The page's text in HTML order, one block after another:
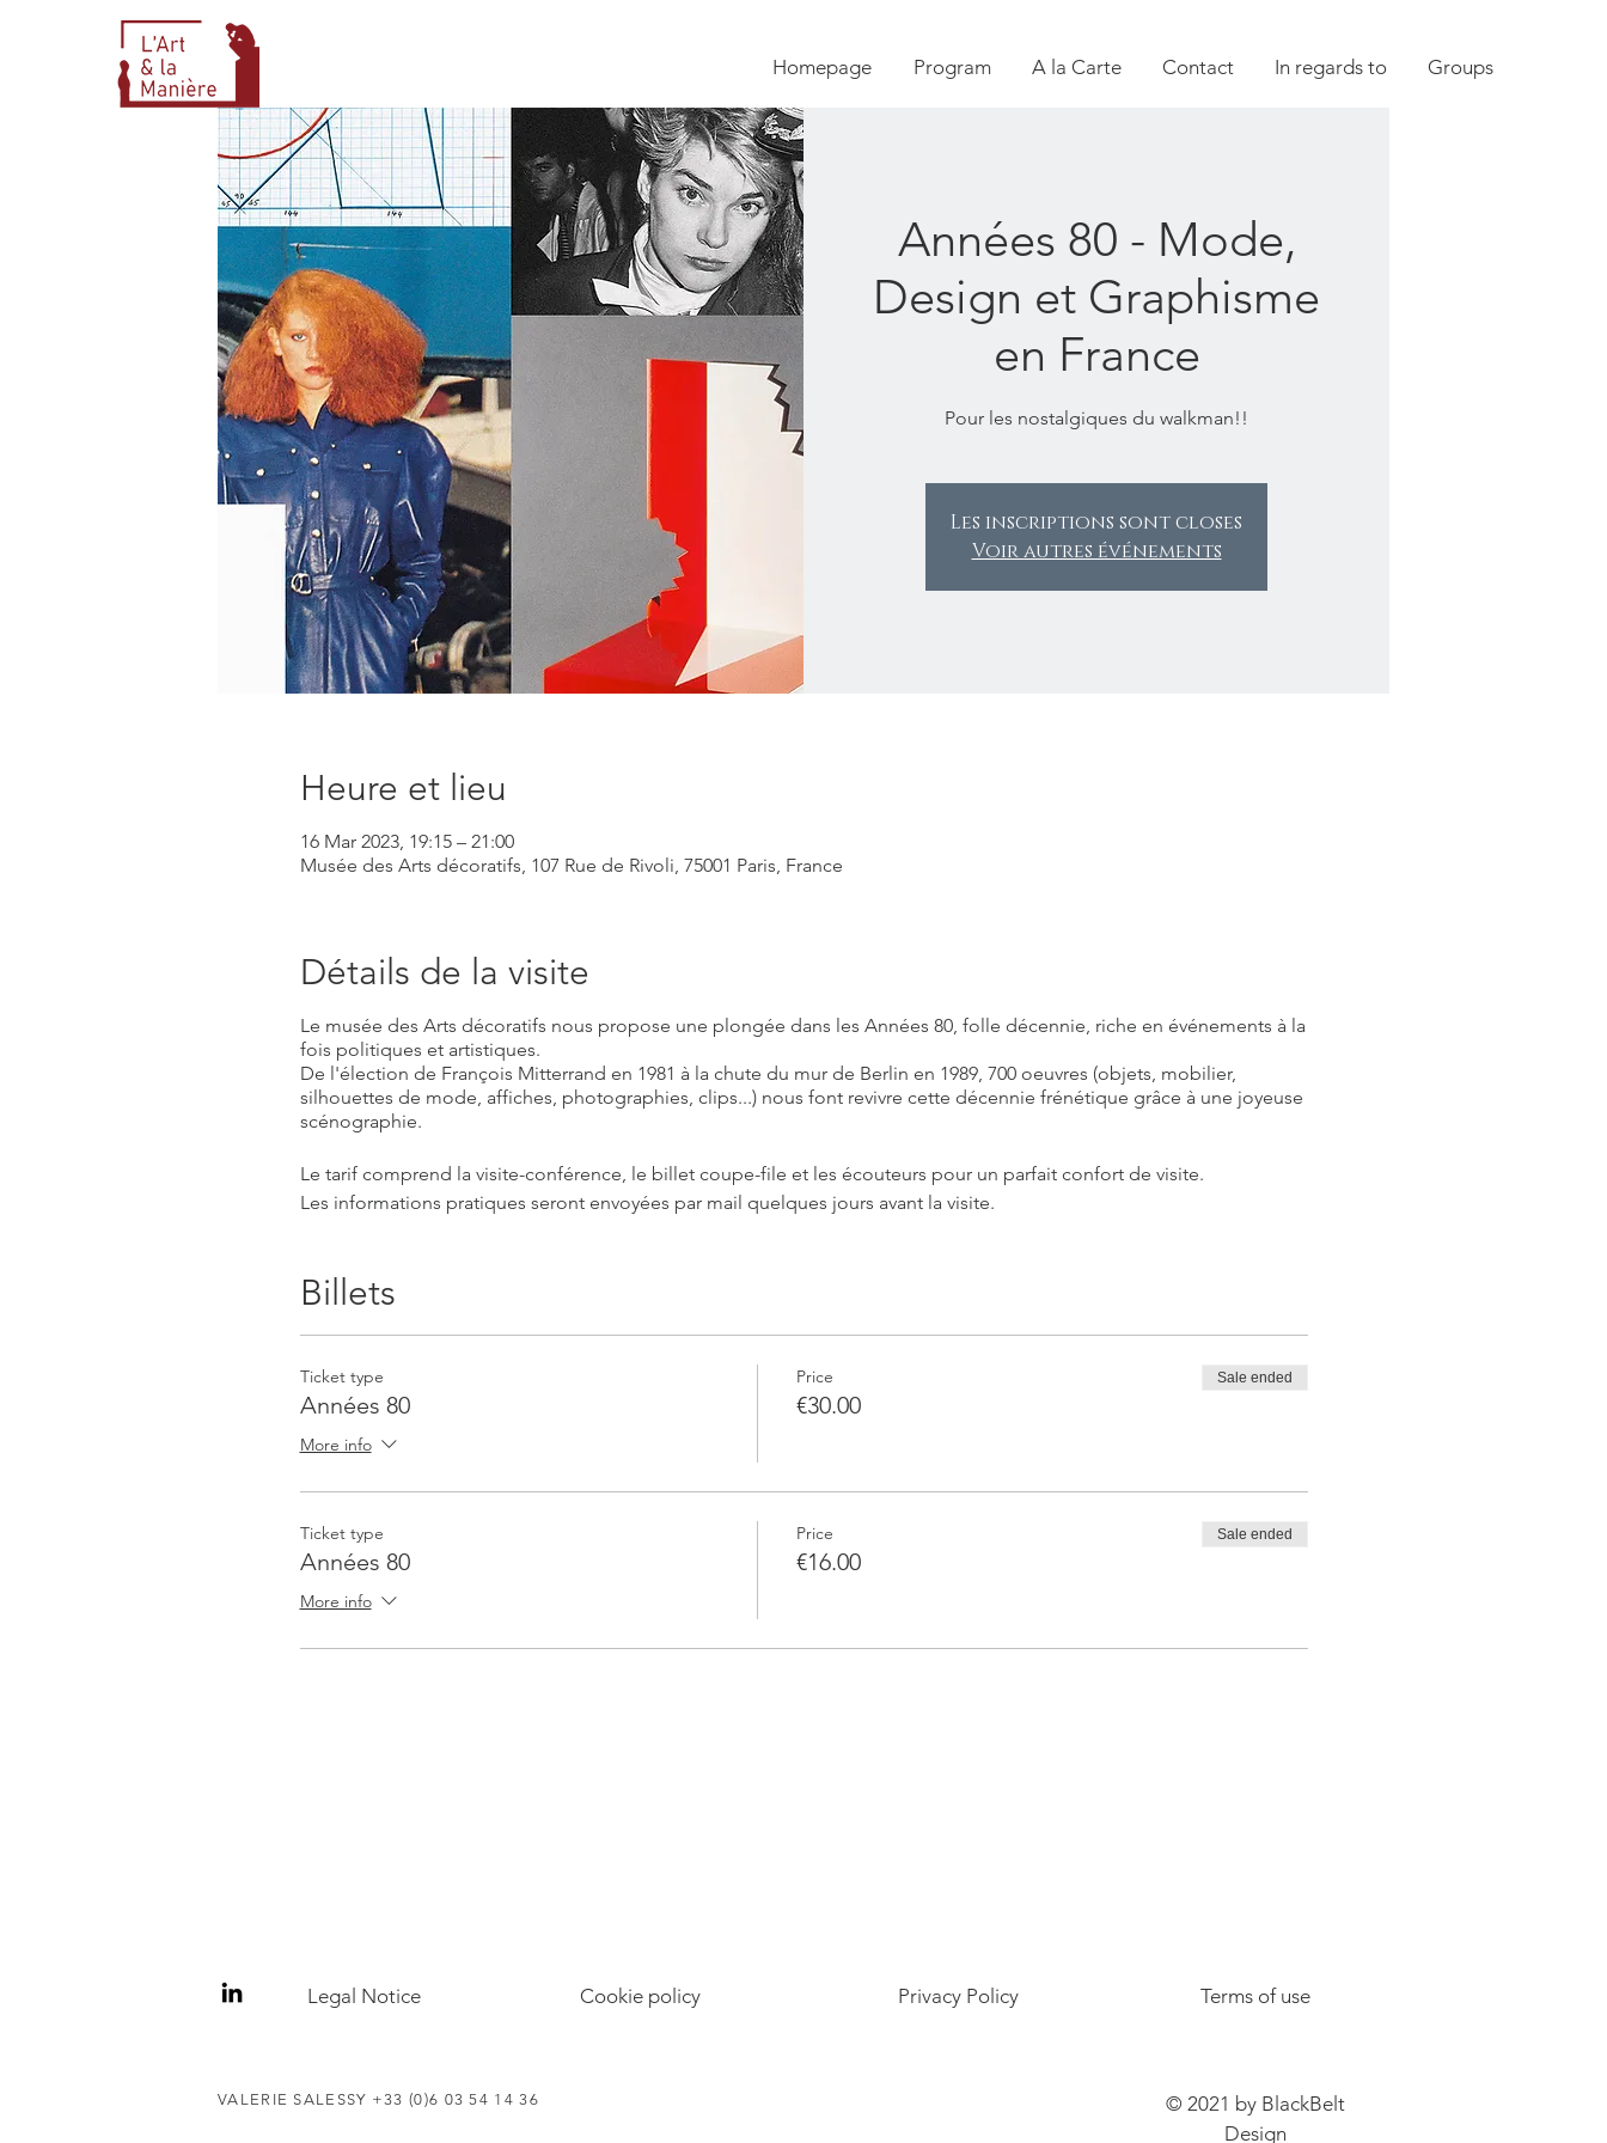
Homepage Program A la Carte Contact In regards to Groups
Années 80 - Mode,
Design et Graphisme
en France
Pour les nostalgiques du walkman!!
Les inscriptions sont closes
Voir autres événements
Heure et lieu
16 Mar 2023, 19:15 – 21:00
Musée des Arts décoratifs, 107 Rue de Rivoli, 75001 Paris, France
Détails de la visite
Le musée des Arts décoratifs nous propose une plongée dans les Années 80, folle décennie, riche en événements à la
fois politiques et artistiques.
De l'élection de François Mitterrand en 1981 à la chute du mur de Berlin en 1989, 700 oeuvres (objets, mobilier,
silhouettes de mode, affiches, photographies, clips...) nous font revivre cette décennie frénétique grâce à une joyeuse
scénographie.
Le tarif comprend la visite-conférence, le billet coupe-file et les écouteurs pour un parfait confort de visite.
Les informations pratiques seront envoyées par mail quelques jours avant la visite.
Billets
Ticket type
Années 80
More info
Price
€30.00
Sale ended
Ticket type
Années 80
More info
Price
€16.00
Sale ended
Legal Notice Cookie policy Privacy Policy Terms of use
VALERIE SALESSY +33 (0)6 03 54 14 36
© 2021 by BlackBelt
Design